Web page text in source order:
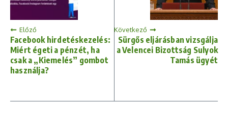
Előző
Facebook hirdetéskezelés:
Miért égeti a pénzét, ha
csak a „Kiemelés” gombot
használja?
Következő
Sürgős eljárásban vizsgálja
a Velencei Bizottság Sulyok
Tamás ügyét